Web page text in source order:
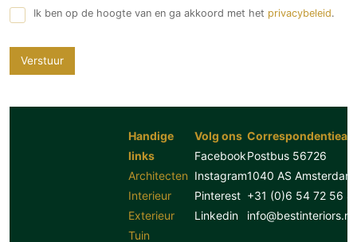
Ik ben op de hoogte van en ga akkoord met het privacybeleid.
Verstuur
Handige
links
Architecten
Interieur
Exterieur
Tuin
Volg ons
Facebook
Instagram
Pinterest
Linkedin
Postbus 56726
1040 AS Amsterdam
+31 (0)6 54 72 56
info@bestinteriors.nl